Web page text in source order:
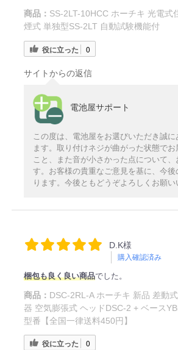
商品： SS-2LT-10HCC ホーチキ 光電式
煙式 単独型SS-2LT 自動試験機能付
役に立った 0
サイトからの返信
電池屋サポート
この度は、電池屋をお選びいただき誠
ます。取り付けネジが曲がった状態で
こと、また音が小さかった点について、
す。お客様の貴重なご意見を基に、今後
ります。今後ともどうぞよろしくお願い
D.K様
購入確認済み
梱包も良く良い商品でした。
商品： DSC-2RL-A ホーチキ 新品 差動
器 空気膨張式 ヘッドDSC-2 + ベース
型番【全国一律送料450円】
役に立った 0